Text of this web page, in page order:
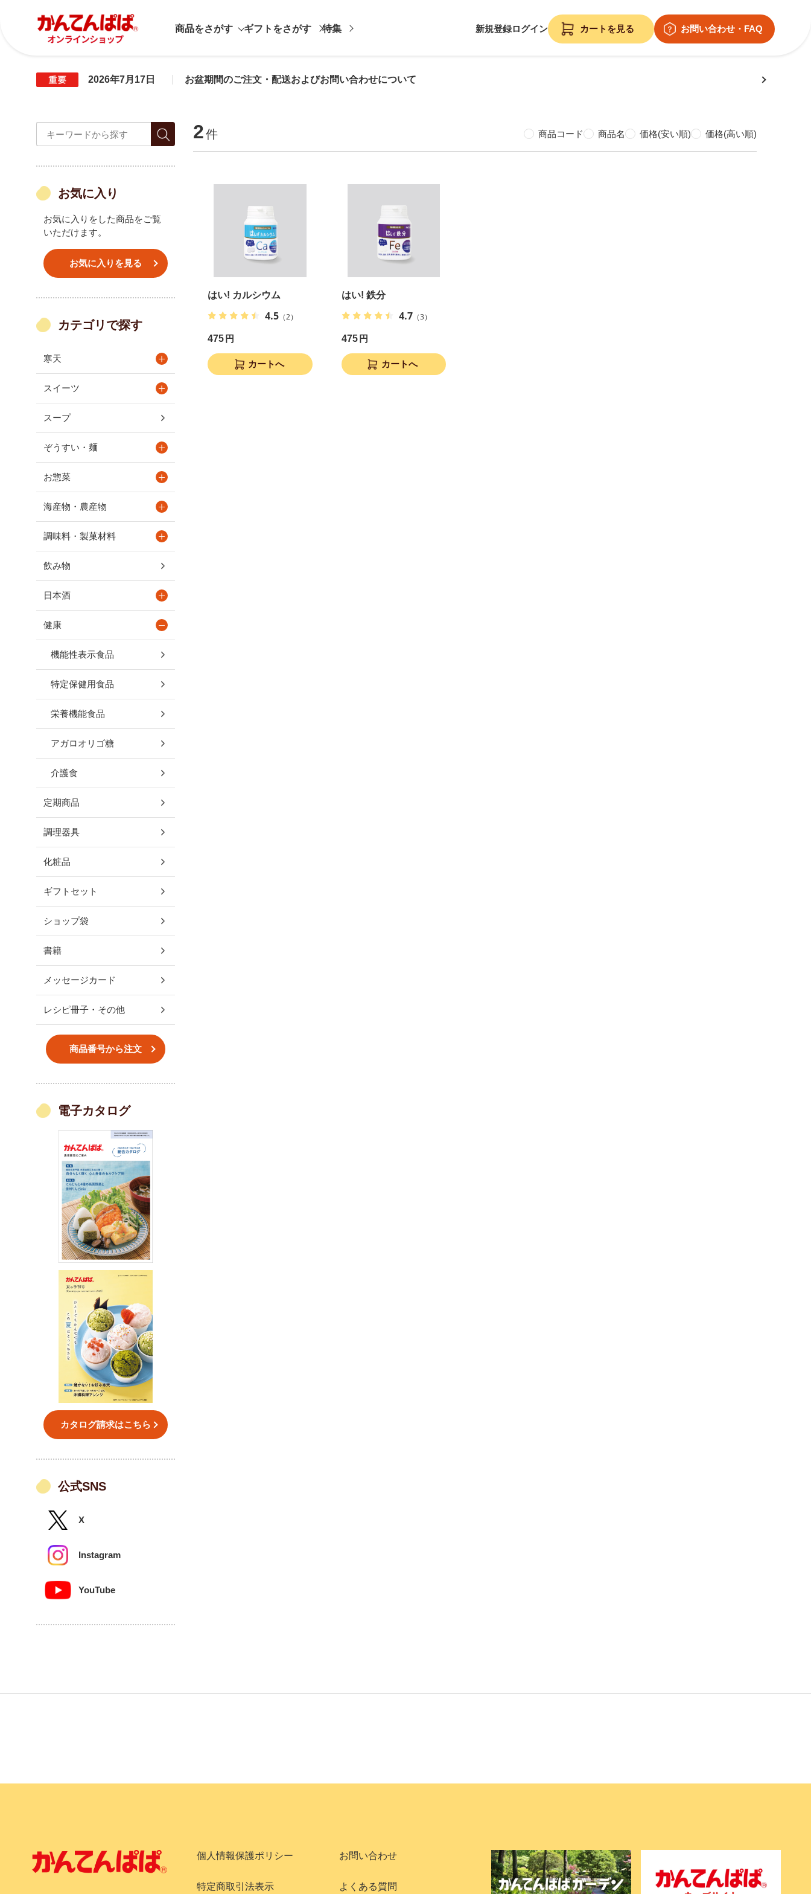
商品をさがす ギフトをさがす 特集 新規登録ログイン
2026年7月17日 お盆期間のご注文・配送およびお問い合わせについて
お気に入り
お気に入りをした商品をご覧
いただけます。
お気に入りを見る
カテゴリで探す
寒天
スイーツ
スープ
ぞうすい・麺
お惣菜
海産物・農産物
調味料・製菓材料
飲み物
日本酒
健康
機能性表示食品
特定保健用食品
栄養機能食品
アガロオリゴ糖
介護食
定期商品
調理器具
化粧品
ギフトセット
ショップ袋
書籍
メッセージカード
レシピ冊子・その他
商品番号から注文
電子カタログ
カタログ請求はこちら
公式SNS
X
Instagram
YouTube
2件 商品コード 商品名 価格(安い順) 価格(高い順)
はい! カルシウム
4.5 （2）
475 円
カートへ
はい! 鉄分
4.7（3）
475 円
カートへ
個人情報保護ポリシー お問い合わせ
特定商取引法表示 よくある質問